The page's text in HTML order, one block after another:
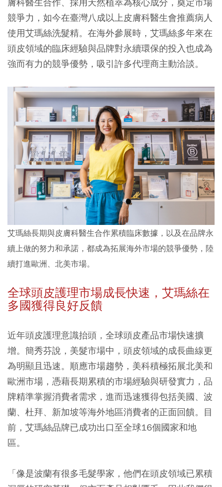
競爭力，如今在臺灣八成以上皮膚科醫生會推薦病人
使用艾瑪絲洗髮精。在海外參展時，艾瑪絲多年來在
頭皮領域的臨床經驗與品牌對永續環保的投入也成為
強而有力的競爭優勢，吸引許多代理商主動洽談。
艾瑪絲長期與皮膚科醫生合作累積臨床數據，以及在品牌永
續上做的努力和承諾，都成為拓展海外市場的競爭優勢，陸
續打進歐洲、北美市場。
全球頭皮護理市場成長快速，艾瑪絲在
多國獲得良好反饋
近年頭皮護理意識抬頭，全球頭皮產品市場快速擴
增。簡秀芬說，美髮市場中，頭皮領域的成長曲線更
為明顯且迅速。順應市場趨勢，美科積極拓展北美和
歐洲市場，憑藉長期累積的市場經驗與研發實力，品
牌精準掌握消費者需求，進而迅速獲得包括美國、波
蘭、杜拜、新加坡等海外地區消費者的正面回饋。目
前，艾瑪絲品牌已成功出口至全球16個國家和地
區。
「像是波蘭有很多毛髮學家，他們在頭皮領域已累積